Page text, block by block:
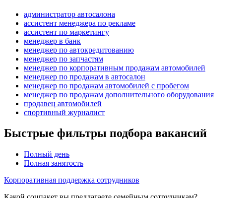
администратор автосалона
ассистент менеджера по рекламе
ассистент по маркетингу
менеджер в банк
менеджер по автокредитованию
менеджер по запчастям
менеджер по корпоративным продажам автомобилей
менеджер по продажам в автосалон
менеджер по продажам автомобилей с пробегом
менеджер по продажам дополнительного оборудования
продавец автомобилей
спортивный журналист
Быстрые фильтры подбора вакансий
Полный день
Полная занятость
Корпоративная поддержка сотрудников